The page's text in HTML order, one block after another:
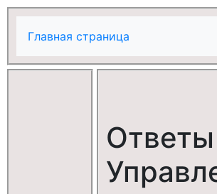
Главная страница